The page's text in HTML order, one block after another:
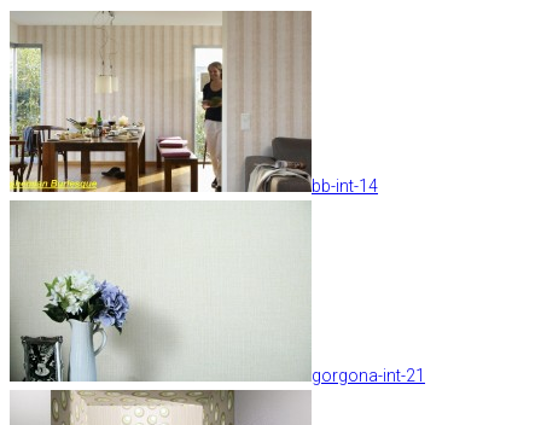
bb-int-14
gorgona-int-21